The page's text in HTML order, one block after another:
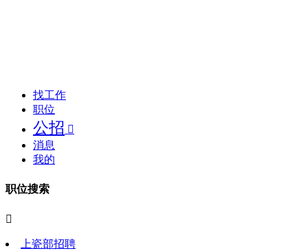
找工作
职位
公招 
消息
我的
职位搜索

上瓷部招聘